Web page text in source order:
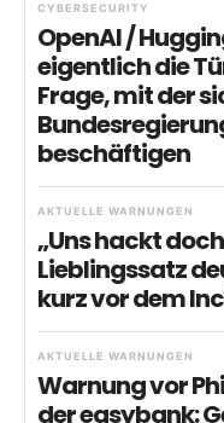
CYBERSECURITY
OpenAI /
eigentlich die
Frage, mit der
beschäftigen
AKTUELLE WARNUNGEN
„Uns hackt
Lieblingssatz
kurz vor dem
AKTUELLE WARNUNGEN
Warnung vor
der easybank: